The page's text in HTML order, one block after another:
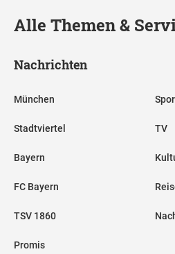
Alle Themen &
Nachrichten
München
Stadtviertel
Bayern
FC Bayern
TSV 1860
Promis
TV